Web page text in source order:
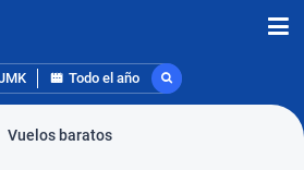
Todo el año
Vuelos baratos